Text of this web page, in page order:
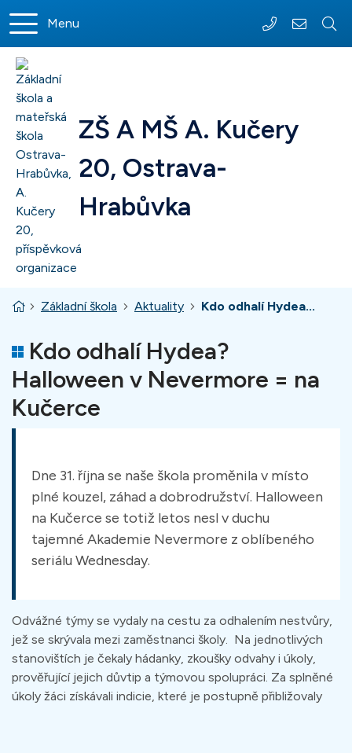
Rovnou na obsah
Menu
+420 597 317
ZŠ A MŠ A. Kučery
20, Ostrava-
Hrabůvka
Úvodní stránka
Základní škola Aktuality Kdo odhalí Hydea...
Kdo odhalí Hydea?
Halloween v Nevermore = na
Kučerce
Dne 31. října se naše škola proměnila v místo
plné kouzel, záhad a dobrodružství. Halloween
na Kučerce se totiž letos nesl v duchu
tajemné Akademie Nevermore z oblíbeného
seriálu Wednesday.
Odvážné týmy se vydaly na cestu za odhalením nestvůry,
jež se skrývala mezi zaměstnanci školy. Na jednotlivých
stanovištích je čekaly hádanky, zkoušky odvahy i úkoly,
prověřující jejich důvtip a týmovou spolupráci. Za splněné
úkoly žáci získávali indicie, které je postupně přibližovaly